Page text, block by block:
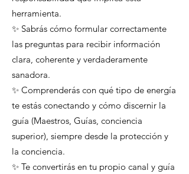
herramienta.
✨ Sabrás cómo formular correctamente
las preguntas para recibir información
clara, coherente y verdaderamente
sanadora.
✨ Comprenderás con qué tipo de energía
te estás conectando y cómo discernir la
guía (Maestros, Guías, conciencia
superior), siempre desde la protección y
la conciencia.
✨ Te convertirás en tu propio canal y guía